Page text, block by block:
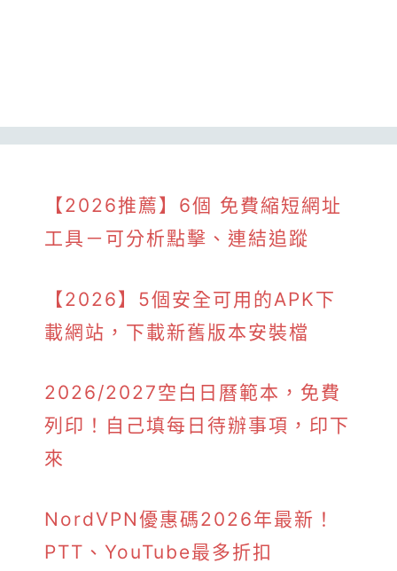
【2026推薦】6個 免費縮短網址
工具－可分析點擊、連結追蹤
【2026】5個安全可用的APK下
載網站，下載新舊版本安裝檔
2026/2027空白日曆範本，免費
列印！自己填每日待辦事項，印下
來
NordVPN優惠碼2026年最新！
PTT、YouTube最多折扣